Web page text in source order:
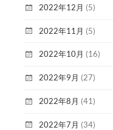
2022年12月 (5)
2022年11月 (5)
2022年10月 (16)
2022年9月 (27)
2022年8月 (41)
2022年7月 (34)